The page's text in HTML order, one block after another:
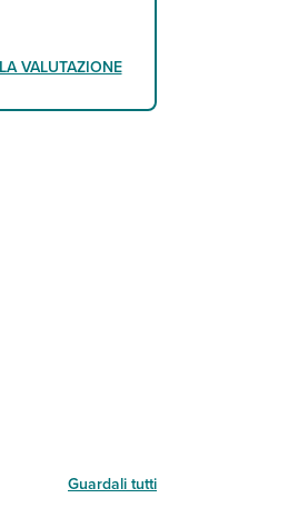
VALUTAZIONE
Guardali tutti